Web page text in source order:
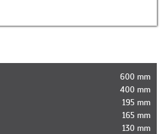
600 mm
400 mm
195 mm
165 mm
130 mm